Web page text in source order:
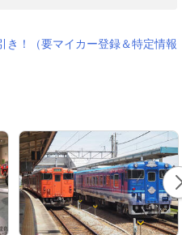
き！（要マイカー登録＆特定情報